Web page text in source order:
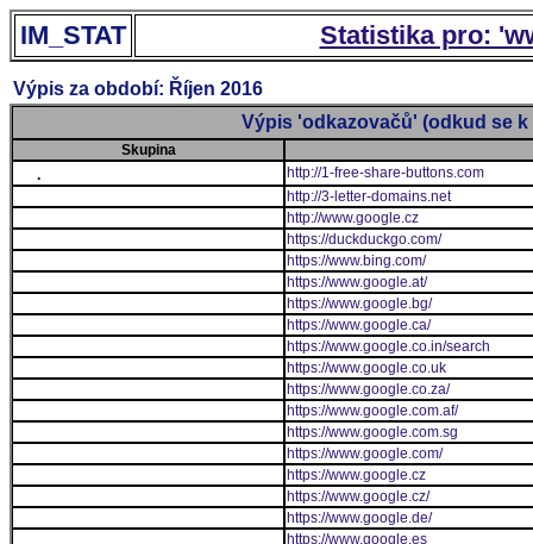
IM_STAT Statistika pro:
Výpis za období: Říjen 2016
Výpis 'odkazovačů' (odkud se k
Skupina
.
http://1-free-share-buttons.com
http://3-letter-domains.net
http://www.google.cz
https://duckduckgo.com/
https://www.bing.com/
https://www.google.at/
https://www.google.bg/
https://www.google.ca/
https://www.google.co.in/search
https://www.google.co.uk
https://www.google.co.za/
https://www.google.com.af/
https://www.google.com.sg
https://www.google.com/
https://www.google.cz
https://www.google.cz/
https://www.google.de/
https://www.google.es